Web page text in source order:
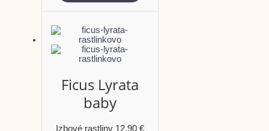
Ficus Lyrata
baby
Izbové rastliny 12,90€